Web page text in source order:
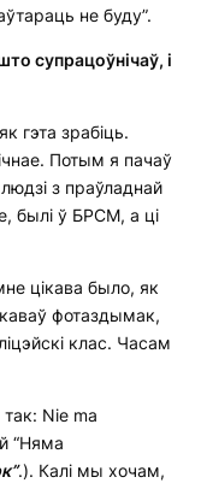
не буду”.
супрацоўнічаў, і
гэта зрабіць.
Потым я пачаў
з праўладнай
былі ў БРСМ, а ці
цікава было, як
фотаздымак,
клас. Часам
Nie ma
“Няма
.). Калі мы хочам,